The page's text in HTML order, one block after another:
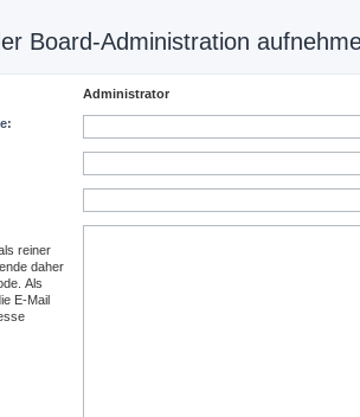
Board-Administration
Administrator
reiner
daher
Als
E-Mail